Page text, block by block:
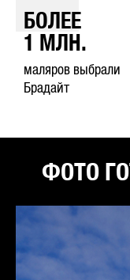
БОЛЕЕ
1
МЛН.
маляров выбрали
Брадайт
ФОТО